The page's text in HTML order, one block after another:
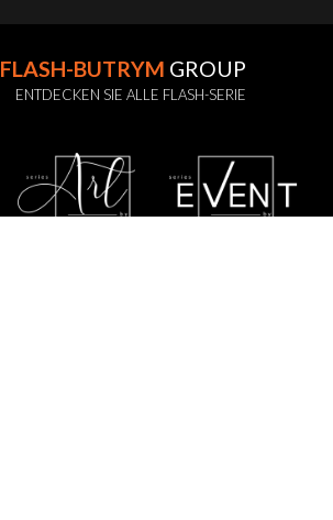
FLASH-BUTRYM GROUP
ENTDECKEN SIE ALLE FLASH-SERIE